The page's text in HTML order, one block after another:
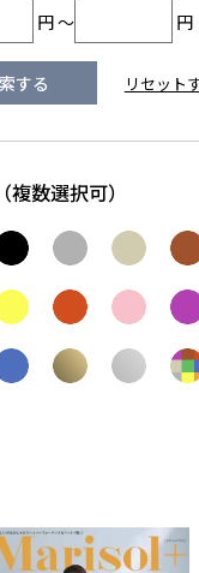
円 ～ 円